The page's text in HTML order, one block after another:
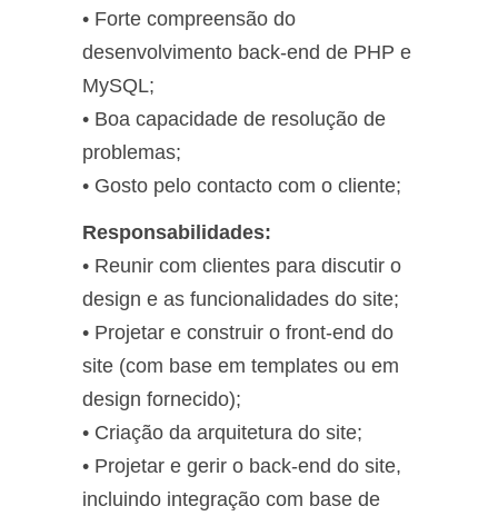
• Forte compreensão do
desenvolvimento back-end de PHP e
MySQL;
• Boa capacidade de resolução de
problemas;
• Gosto pelo contacto com o cliente;
Responsabilidades:
• Reunir com clientes para discutir o
design e as funcionalidades do site;
• Projetar e construir o front-end do
site (com base em templates ou em
design fornecido);
• Criação da arquitetura do site;
• Projetar e gerir o back-end do site,
incluindo integração com base de